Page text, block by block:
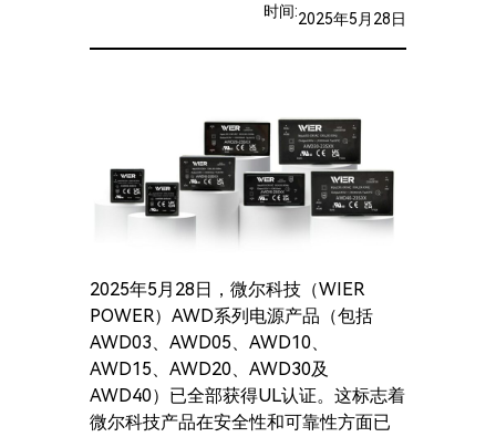
时间:2025年5月28日
2025年5月28日，微尔科技（WIER
POWER）AWD系列电源产品（包括
AWD03、AWD05、AWD10、
AWD15、AWD20、AWD30及
AWD40）已全部获得UL认证。这标志着
微尔科技产品在安全性和可靠性方面已